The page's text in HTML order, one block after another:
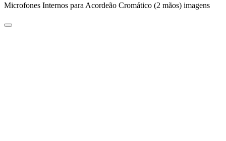
Microfones Internos para Acordeão Cromático (2 mãos) imagens